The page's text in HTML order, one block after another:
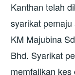
Kanthan telah
syarikat
KM Majubina
Bhd. Syarikat
memfailkan